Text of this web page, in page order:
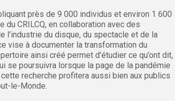
près de 9 000 individus et environ 1 600
CRILCQ, en collaboration avec des
l’industrie du disque, du spectacle et de la
vise à documenter la transformation du
ainsi créé permet d’étudier ce qu’ont dit,
se poursuivra lorsque la page de la pandémie
recherche profitera aussi bien aux publics
le-Monde.